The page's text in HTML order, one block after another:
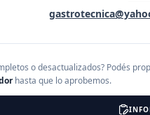
o desactualizados? Podés
hasta que lo aprobemos.